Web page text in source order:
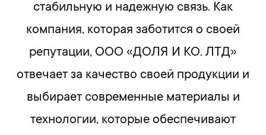
стабильную и надежную связь. Как
компания, которая заботится о своей
репутации, ООО «ДОЛЯ И КО. ЛТД»
отвечает за качество своей продукции и
выбирает современные материалы и
технологии, которые обеспечивают